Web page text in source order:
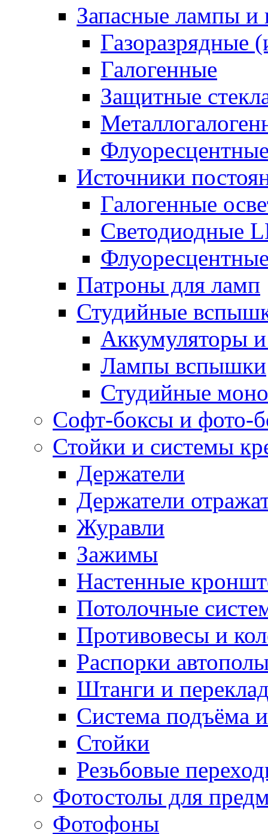
Запасные лампы и
Газоразрядные
Галогенные
Защитные
Источники
Галогенные
Светодиодные
Патроны для ламп
Студийные
Аккумуляторы
Лампы вспышки
Студийные
Софт-боксы и фото-
Стойки и системы
Держатели
Держатели
Журавли
Зажимы
Настенные
Потолочные
Противовесы и
Распорки
Штанги и
Система подъёма
Стойки
Резьбовые
Фотостолы для
Фотофоны